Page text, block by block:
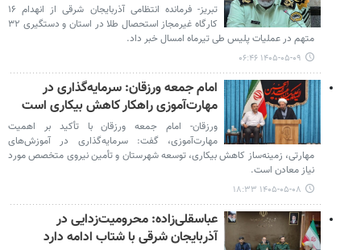
تبریز- فرمانده انتظامی آذربایجان شرقی از انهدام ۱۶
کارگاه غیرمجاز استحصال طلا در استان و دستگیری ۳۲
متهم در عملیات پلیس طی تیرماه امسال خبر داد.
۱۴۰۵-۰۵-۰۹ ۰۶:۴۶
امام جمعه ورزقان: سرمایه‌گذاری در
مهارت‌آموزی راهکار کاهش بیکاری است
ورزقان- امام جمعه ورزقان با تأکید بر اهمیت
مهارت‌آموزی، گفت: سرمایه‌گذاری در آموزش‌های
مهارتی، زمینه‌ساز کاهش بیکاری، توسعه شهرستان و تأمین نیروی متخصص مورد
نیاز معادن است.
۱۴۰۵-۰۵-۰۸ ۱۸:۳۳
عباسقلی‌زاده: محرومیت‌زدایی در
آذربایجان شرقی با شتاب ادامه دارد